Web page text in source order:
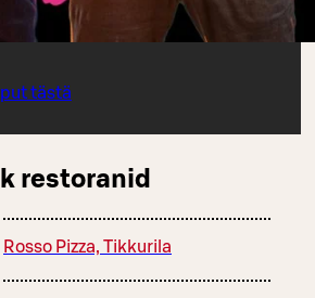
tästä
restoranid
Rosso Pizza, Tikkurila